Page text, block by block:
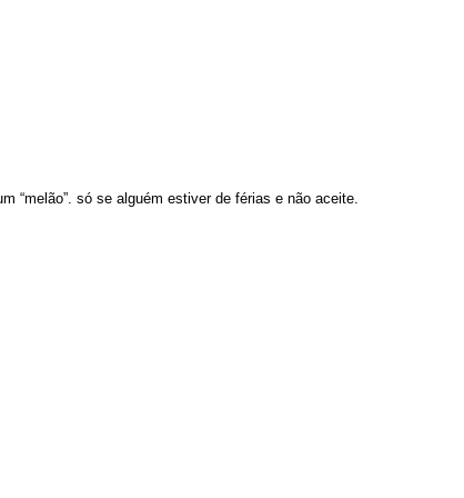
“melão”. só se alguém estiver de férias e não aceite.